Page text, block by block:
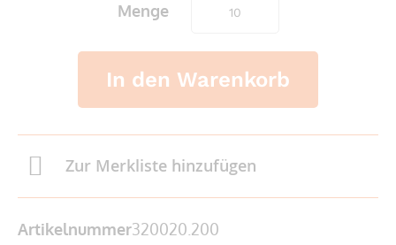
Menge
In den Warenkorb
Zur Merkliste hinzufügen
Artikelnummer320020.200